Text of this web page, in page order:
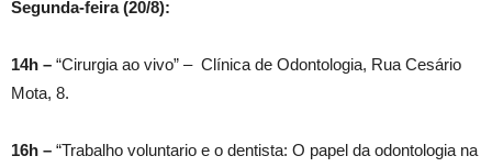
Segunda-feira (20/8):
14h – “Cirurgia ao vivo” – Clínica de Odontologia, Rua Cesário
Mota, 8.
16h – “Trabalho voluntario e o dentista: O papel da odontologia na